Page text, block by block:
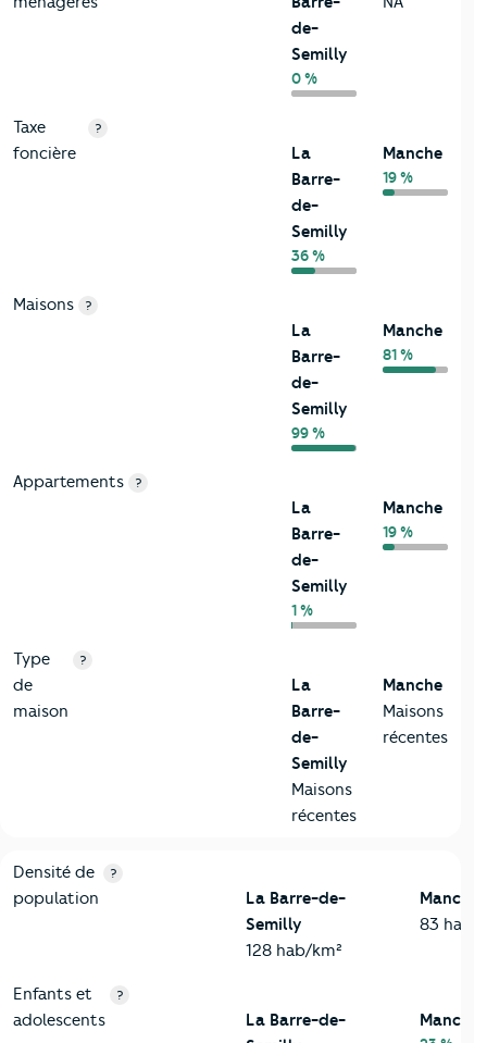
de-
Semilly
0 %
Taxe
foncière
?
La
Barre-
de-
Semilly
36 %
Manche
19 %
Maisons ?
La
Barre-
de-
Semilly
99 %
Manche
81 %
Appartements ?
La
Barre-
de-
Semilly
1 %
Manche
19 %
Type
de
maison
?
La
Barre-
de-
Semilly
Maisons
récentes
Manche
Maisons
récentes
2-Habitants
Critères La Barre-de-Semilly
Densité de
population
?
La Barre-de-
Semilly
128 hab/km²
Manche
83 hab/
Enfants et
adolescents
?
La Barre-de-
Manche